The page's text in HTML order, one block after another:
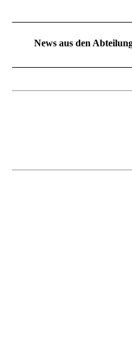
News aus den